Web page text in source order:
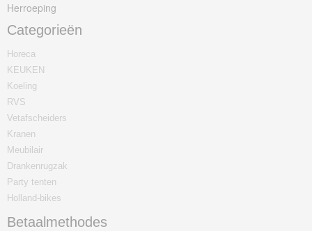
Herroeping
Categorieën
Horeca
KEUKEN
Koeling
RVS
Vetafscheiders
Kranen
Meubilair
Drankenrugzak
Party tenten
Holland-bikes
Betaalmethodes